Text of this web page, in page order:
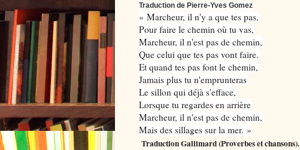
Traduction de Pierre-Yves Gomez
« Marcheur, il n'y a que tes pas,
Pour faire le chemin où tu vas,
Marcheur, il n'est pas de chemin,
Que celui que tes pas vont faire.
Et quand tes pas font le chemin,
Jamais plus tu n'emprunteras
Le sillon qui déjà s'efface,
Lorsque tu regardes en arrière
Marcheur, il n'est pas de chemin,
Mais des sillages sur la mer. »
Traduction Gallimard (Proverbes et chansons).